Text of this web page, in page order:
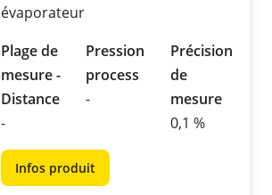
évaporateur
Plage de
mesure -
Distance
-
Pression
process
-
Précision
de
mesure
0,1 %
Infos produit